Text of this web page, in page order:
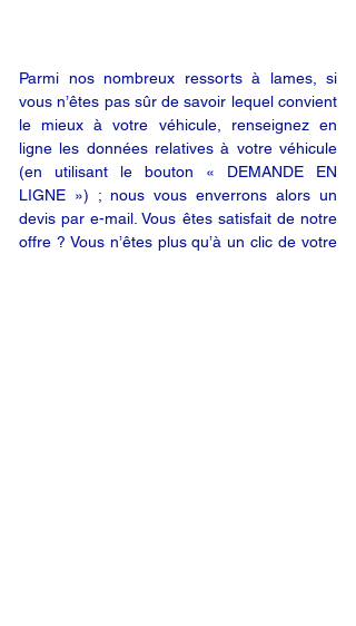
Parmi nos nombreux ressorts à lames, si
vous n’êtes pas sûr de savoir lequel convient
le mieux à votre véhicule, renseignez en
ligne les données relatives à votre véhicule
(en utilisant le bouton « DEMANDE EN
LIGNE ») ; nous vous enverrons alors un
devis par e-mail. Vous êtes satisfait de notre
offre ? Vous n’êtes plus qu’à un clic de votre